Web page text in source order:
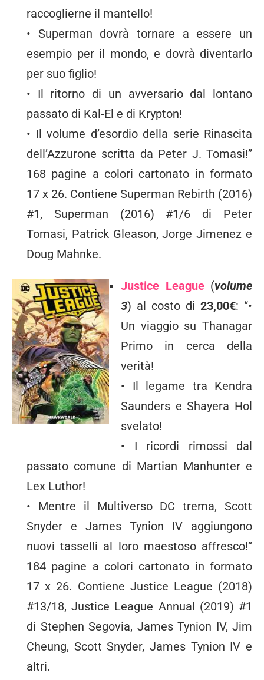
raccoglierne il mantello!
• Superman dovrà tornare a essere un
esempio per il mondo, e dovrà diventarlo
per suo figlio!
• Il ritorno di un avversario dal lontano
passato di Kal-El e di Krypton!
• Il volume d’esordio della serie Rinascita
dell’Azzurone scritta da Peter J. Tomasi!”
168 pagine a colori cartonato in formato
17 x 26. Contiene Superman Rebirth (2016)
#1, Superman (2016) #1/6 di Peter
Tomasi, Patrick Gleason, Jorge Jimenez e
Doug Mahnke.
Justice League(volume
3) al costo di 23,00€: “•
Un viaggio su Thanagar
Primo in cerca della
verità!
• Il legame tra Kendra
Saunders e Shayera Hol
svelato!
• I ricordi rimossi dal
passato comune di Martian Manhunter e
Lex Luthor!
• Mentre il Multiverso DC trema, Scott
Snyder e James Tynion IV aggiungono
nuovi tasselli al loro maestoso affresco!”
184 pagine a colori cartonato in formato
17 x 26. Contiene Justice League (2018)
#13/18, Justice League Annual (2019) #1
di Stephen Segovia, James Tynion IV, Jim
Cheung, Scott Snyder, James Tynion IV e
altri.